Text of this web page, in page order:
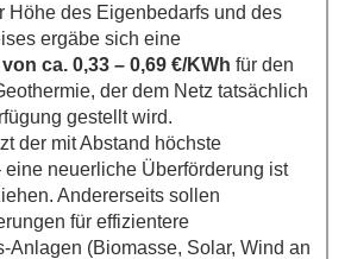
Höhe des Eigenbedarfs und des
ergäbe sich eine
ca. 0,33 – 0,69 €/KWh für den
der dem Netz tatsächlich
gestellt wird.
der mit Abstand höchste
eine neuerliche Überförderung ist
Andererseits sollen
für effizientere
Anlagen (Biomasse, Solar, Wind an